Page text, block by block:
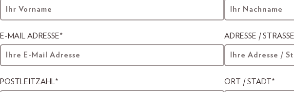
E-MAIL ADRESSE* ADRESSE / STRASSE*
POSTLEITZAHL* ORT / STADT*